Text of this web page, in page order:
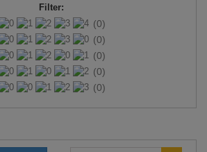
Filter:
(0)
(0)
(0)
(0)
(0)